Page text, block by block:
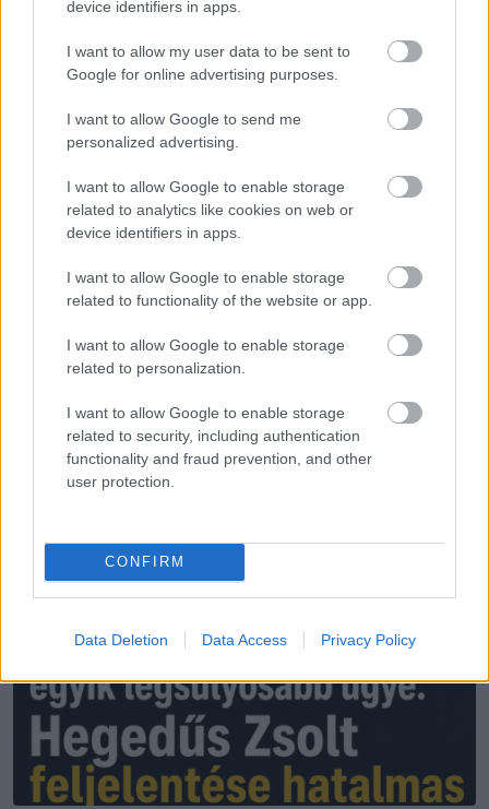
device identifiers in apps.
I want to allow my user data to be sent to
Google for online advertising purposes.
I want to allow Google to send me
personalized advertising.
I want to allow Google to enable storage
related to analytics like cookies on web or
device identifiers in apps.
I want to allow Google to enable storage
related to functionality of the website or app.
I want to allow Google to enable storage
related to personalization.
I want to allow Google to enable storage
related to security, including authentication
functionality and fraud prevention, and other
user protection.
CONFIRM
Data Deletion Data Access Privacy Policy
67 évesen utaztam először Máltára, és úgy
döntöttem,
LEGÚJABB POSZTOK: